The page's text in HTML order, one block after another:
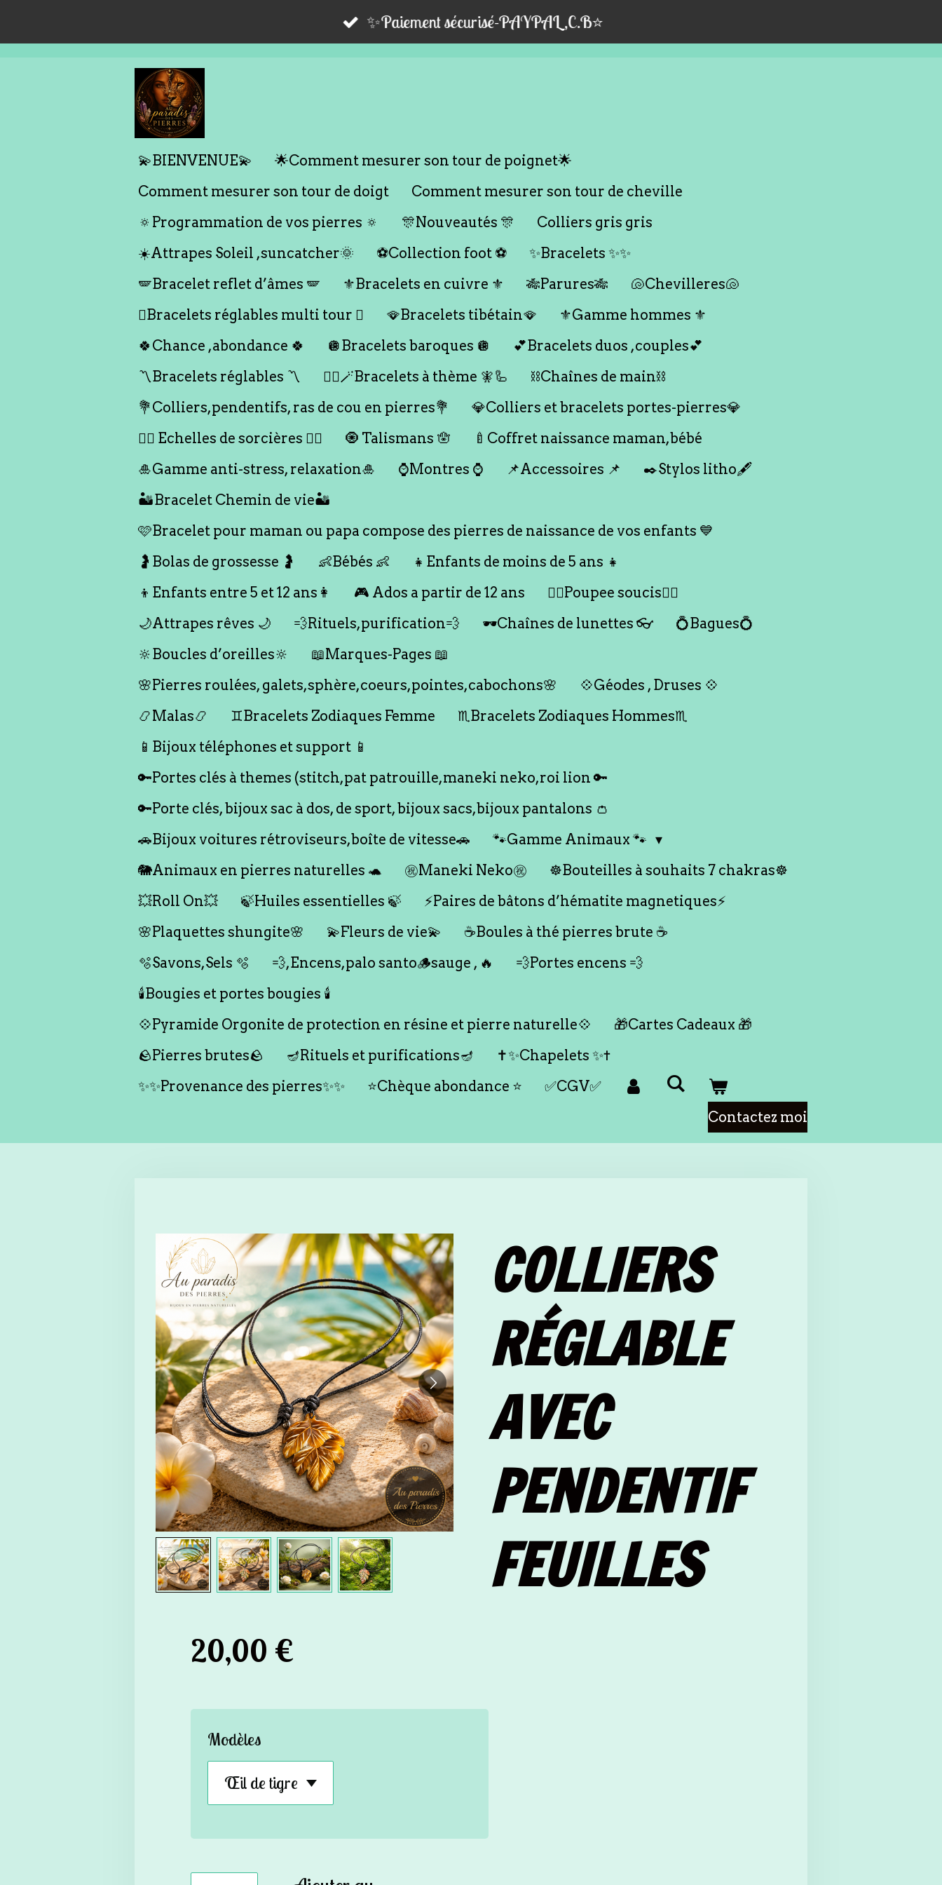
au
✨Paiement sécurisé-PAYPAL,C.B⭐️
💫BIENVENUE💫
🌟Comment mesurer son tour de poignet🌟
Comment mesurer son tour de doigt
Comment mesurer son tour de cheville
🔅Programmation de vos pierres 🔅
🎊Nouveautés 🎊
Colliers gris gris
☀️Attrapes Soleil ,suncatcher🌞
⚽️Collection foot ⚽️
✨Bracelets ✨✨
🪽Bracelet reflet d’âmes 🪽
⚜️Bracelets en cuivre ⚜️ 🎋Parures🎋
🐚Chevilleres🐚
🪎Bracelets réglables multi tour 🪎
🪭Bracelets tibétain🪭
⚜️Gamme hommes ⚜️
🍀Chance ,abondance 🍀
🪩Bracelets baroques 🪩
💕Bracelets duos ,couples💕
〽️Bracelets réglables 〽️
🧞‍♂️🪄Bracelets à thème 🧚🦾
⛓️Chaînes de main⛓️
💐Colliers,pendentifs, ras de cou en pierres💐
💎Colliers et bracelets portes-pierres💎
🧙‍♀️ Echelles de sorcières 🧙‍♀️
🧿 Talismans 🪬
🍼Coffret naissance maman,bébé
🎍Gamme anti-stress, relaxation🎍
⌚️Montres ⌚️ 📌Accessoires 📌
✒️Stylos litho🖋️
🏜️Bracelet Chemin de vie🏜️
🩷Bracelet pour maman ou papa compose des pierres de naissance de vos enfants 💙
🤰Bolas de grossesse 🤰
👶Bébés 👶
👧Enfants de moins de 5 ans 👧
👦Enfants entre 5 et 12 ans👩
🎮 Ados a partir de 12 ans
🙇‍♂️Poupee soucis🙇‍♀️
🌙Attrapes rêves 🌙
💨Rituels,purification💨 🕶️Chaînes de lunettes 👓
💍Bagues💍
🔆Boucles d’oreilles🔆
📖Marques-Pages 📖
🌸Pierres roulées, galets,sphère,coeurs,pointes,cabochons🌸
💠Géodes , Druses 💠
📿Malas📿
♊️Bracelets Zodiaques Femme
♏️Bracelets Zodiaques Hommes♏️
📱Bijoux téléphones et support 📱
🔑Portes clés à themes (stitch,pat patrouille,maneki neko,roi lion 🔑
🔑Porte clés, bijoux sac à dos, de sport, bijoux sacs,bijoux pantalons 👛
🚗Bijoux voitures rétroviseurs,boîte de vitesse🚗
🐾Gamme Animaux 🐾
🐘Animaux en pierres naturelles 🐢
㊗️Maneki Neko㊗️
☸️Bouteilles à souhaits 7 chakras☸️
💥Roll On💥
🍃Huiles essentielles 🍃
⚡️Paires de bâtons d’hématite magnetiques⚡️
🌸Plaquettes shungite🌸
💫Fleurs de vie💫
☕️Boules à thé pierres brute ☕️
🫧Savons,Sels 🫧
💨,Encens,palo santo🪵sauge , 🔥
💨Portes encens 💨
🕯️Bougies et portes bougies 🕯️
💠Pyramide Orgonite de protection en résine et pierre naturelle💠
🎁Cartes Cadeaux 🎁
🪨Pierres brutes🪨
🪔Rituels et purifications🪔
✝️✨Chapelets ✨✝️
✨✨Provenance des pierres✨✨
⭐️Chèque abondance ⭐️
✅CGV✅
Contactez moi
COLLIERS
RÉGLABLE
AVEC
PENDENTIF
FEUILLES
20,00 €
Modèles